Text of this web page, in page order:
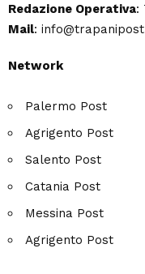
Redazione Operativa:
Mail:
Network
Palermo Post
Agrigento Post
Salento Post
Catania Post
Messina Post
Agrigento Post